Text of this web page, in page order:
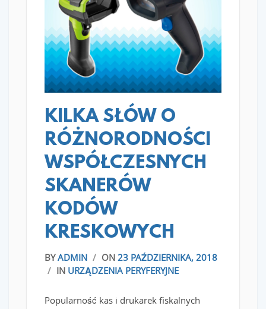
KILKA SŁÓW O
RÓŻNORODNOŚCI
WSPÓŁCZESNYCH
SKANERÓW
KODÓW
KRESKOWYCH
BYADMIN / ON 23 PAŹDZIERNIKA, 2018
/ IN URZĄDZENIA PERYFERYJNE
Popularność kas i drukarek fiskalnych